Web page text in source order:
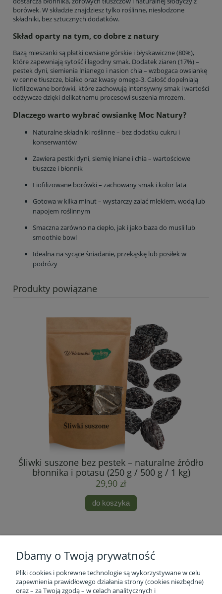
Produkty powiązane
Śliwki suszone bez pestek – naturalne źródło
błonnika i potasu (250 g / 500 g / 1 kg)
29,90 zł
do koszyka
borówek. W składzie znajdziesz tylko roślinne, niesłodzone
składniki, bez sztucznych dodatków.
Skład oparty na tym, co dobre z natury
Bazą mieszanki są płatki owsiane górskie i błyskawiczne (80%),
które zapewniają sytość i łagodny smak. Dodatek ziaren (17%) –
pestek dyni, siemienia lnianego i nasion chia – wzbogaca owsiankę
w cenne tłuszcze, białko oraz kwasy omega-3. Całość dopełniają
liofilizowane borówki, które zachowują intensywny smak i wartości
odżywcze dzięki delikatnemu procesowi suszenia mrozem.
Dlaczego warto wybrać owsiankę Moc Natury?
Naturalne składniki roślinne – bez dodatku cukru i
konserwantów
Zawiera pestki dyni, siemię lniane i chia – wartościowe
tłuszcze i błonnik
Liofilizowane borówki – zachowany smak i kolor lata
Gotowa w kilka minut – wystarczy zalać mlekiem, wodą lub
napojem roślinnym
Smaczna zarówno na ciepło, jak i jako baza do musli lub
smoothie bowl
Idealna na sycące śniadanie, przekąskę lub posiłek w
podróży
Dbamy o Twoją prywatność
Pliki cookies i pokrewne technologie są wykorzystywane w celu
zapewnienia prawidłowego działania strony (cookies niezbędne)
oraz – za Twoją zgodą – w celach analitycznych i